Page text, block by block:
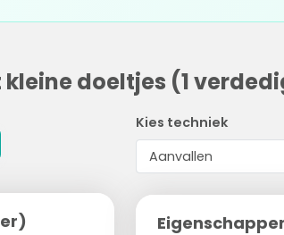
doeltjes (1
Kies techniek